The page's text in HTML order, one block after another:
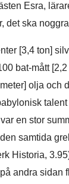
Esra,
det ska
[3,4 ton]
bat-mått
olja och
en stor
samtida
Historia,
andra sidan